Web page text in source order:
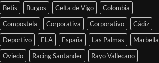
Betis
Burgos Celta de Vigo
Colombia
Compostela
Corporativa Corporativo
Cádiz
Deportivo
ELA España Las Palmas
Marbella
Oviedo
Racing Santander Rayo Vallecano